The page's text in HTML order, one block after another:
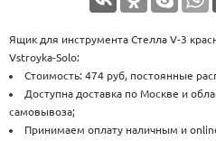
Ящик для инструмента Стелла V-3
Vstroyka-Solo:
Стоимость: 474 руб, постоянные
Доступна доставка по Москве и
самовывоза;
Принимаем оплату наличным и